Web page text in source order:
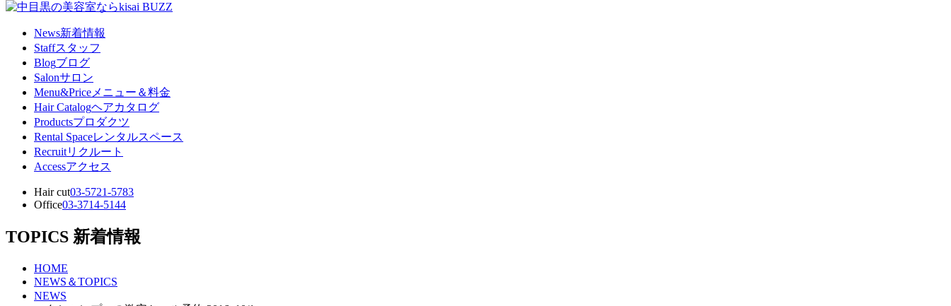
News新着情報
Staffスタッフ
Blogブログ
Salonサロン
Menu&Price メニュー＆料金
Hair Catalogヘアカタログ
Productsプロダクツ
Rental Spaceレンタルスペース
Recruitリクルート
Accessアクセス
Hair cut03-5721-5783
Office03-3714-5144
TOPICS 新着情報
HOME
NEWS＆TOPICS
NEWS